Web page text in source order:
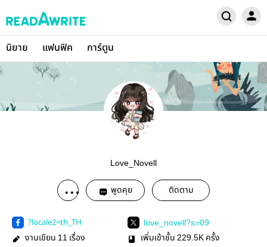
นิยาย แฟนฟิค การ์ตูน
Love_Novell
พูดคุย ติดตาม
?locale2=th_TH love_novell?s=09
งานเขียน 11 เรื่อง เพิ่มเข้าชั้น 229.5K ครั้ง